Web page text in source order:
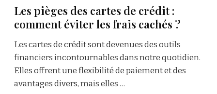
Les pièges des cartes de crédit :
comment éviter les frais cachés ?
Les cartes de crédit sont devenues des outils
financiers incontournables dans notre quotidien.
Elles offrent une flexibilité de paiement et des
avantages divers, mais elles …